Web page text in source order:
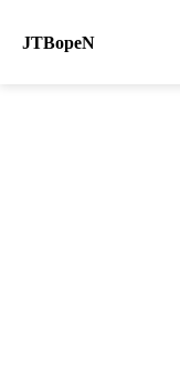
JTBopeN